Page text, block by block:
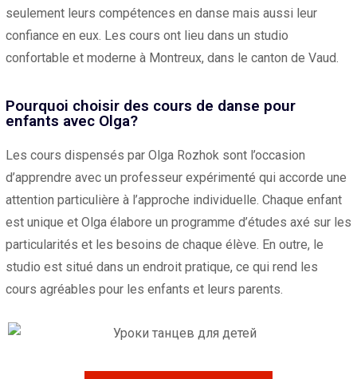
seulement leurs compétences en danse mais aussi leur
confiance en eux. Les cours ont lieu dans un studio
confortable et moderne à Montreux, dans le canton de Vaud.
Pourquoi choisir des cours de danse pour
enfants avec Olga?
Les cours dispensés par Olga Rozhok sont l’occasion
d’apprendre avec un professeur expérimenté qui accorde une
attention particulière à l’approche individuelle. Chaque enfant
est unique et Olga élabore un programme d’études axé sur les
particularités et les besoins de chaque élève. En outre, le
studio est situé dans un endroit pratique, ce qui rend les
cours agréables pour les enfants et leurs parents.